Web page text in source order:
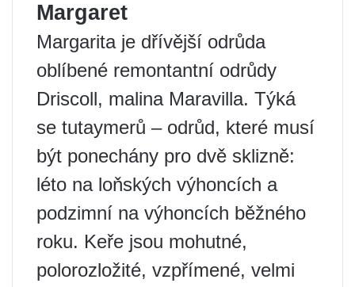
Margaret
Margarita je dřívější odrůda
oblíbené remontantní odrůdy
Driscoll, malina Maravilla. Týká
se tutaymerů – odrůd, které musí
být ponechány pro dvě sklizně:
léto na loňských výhoncích a
podzimní na výhoncích běžného
roku. Keře jsou mohutné,
polorozložité, vzpřímené, velmi